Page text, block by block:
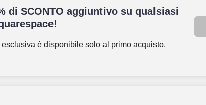
di SCONTO aggiuntivo su qualsiasi
esclusiva è disponibile solo al primo acquisto.